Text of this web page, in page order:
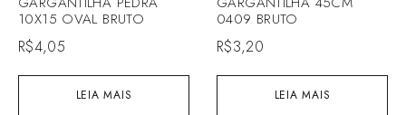
LEIA MAIS
10X15 OVAL BRUTO
R$4,05
LEIA MAIS
0409 BRUTO
R$3,20